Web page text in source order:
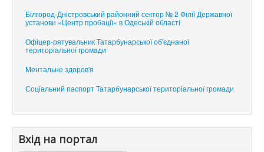
Білгород-Дністровський районний сектор № 2 Філії Державної
установи «Центр пробації» в Одеській області
Офіцер-рятувальник Татарбунарської об'єднаної
територіальної громади
Ментальне здоров'я
Соціальний паспорт Татарбунарської територіальної громади
Вхід на портал